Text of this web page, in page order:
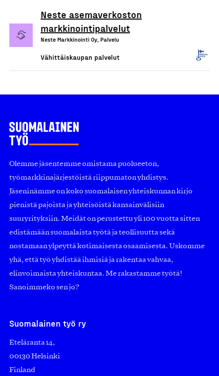
Neste asemaverkoston
markkinointipalvelut
Neste Markkinointi Oy, Palvelu
Vähittäiskaupan palvelut
Olemme jäsentemme omistama puolueeton,
työmarkkinajärjestöistä riippumaton yhdistys.
Jäseninämme on koko suomalaisen yhteiskunnan kirjo
pienistä pajoista ja yhteisöistä kansainvälisiin
suuryrityksiin. Meidät on perustettu yli 100 vuotta sitten
edistämään suomalaista työtä ja teollisuutta sekä
nostamaan ylpeyttä kotimaisesta osaamisesta. Uskomme
yhä, että työ yhdistää ihmisiä ja rakentaa vahvaa,
elinvoimaista yhteiskuntaa. Me rakastamme työtä!
Sanoimmeko sen jo?
Suomalainen työ ry
Eteläranta 14,
00130 Helsinki
Finland